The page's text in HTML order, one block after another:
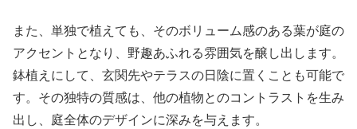
また、単独で植えても、そのボリューム感のある葉が庭の
アクセントとなり、野趣あふれる雰囲気を醸し出します。
鉢植えにして、玄関先やテラスの日陰に置くことも可能で
す。その独特の質感は、他の植物とのコントラストを生み
出し、庭全体のデザインに深みを与えます。